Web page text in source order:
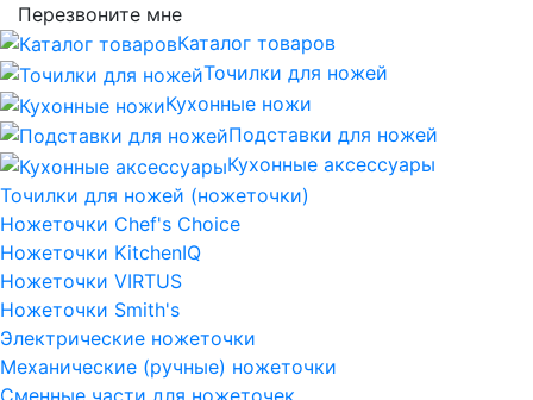
Перезвоните мне
Каталог товаров
Точилки для ножей
Кухонные ножи
Подставки для ножей
Кухонные аксессуары
Точилки для ножей (ножеточки)
Ножеточки Chef's Choice
Ножеточки KitchenIQ
Ножеточки VIRTUS
Ножеточки Smith's
Электрические ножеточки
Механические (ручные) ножеточки
Сменные части для ножеточек